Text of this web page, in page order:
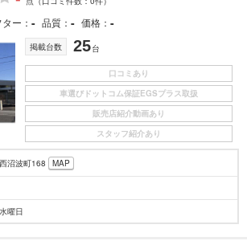
ター - 品質 - 価格 -
掲載台数 25台
口コミあり
車選びドットコム保証EGSプラス取扱
販売店紹介動画あり
スタッフ紹介あり
沼波町168 MAP
曜日